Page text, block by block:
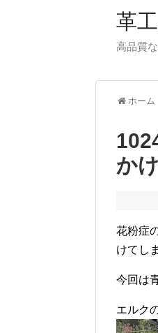
革
高品質
ホーム
か
花粉症
けてし
今回は
エルク